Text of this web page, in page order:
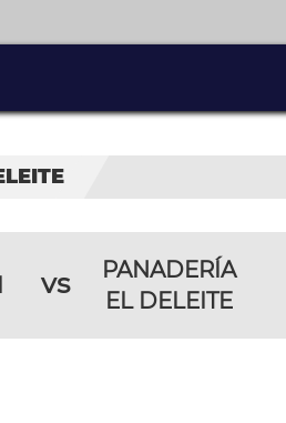
vs
PANADERÍA
EL DELEITE